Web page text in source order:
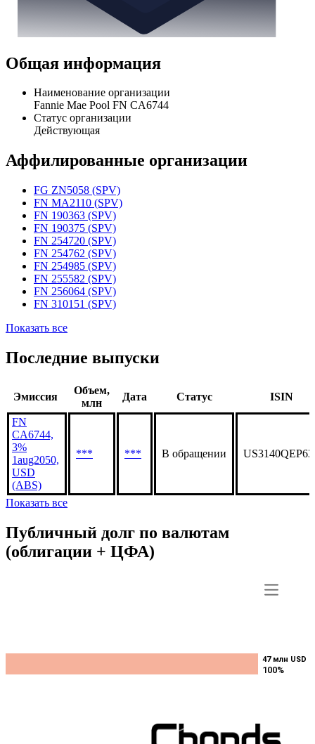
Общая информация
Наименование организации
Fannie Mae Pool FN CA6744
Статус организации
Действующая
Аффилированные организации
FG ZN5058 (SPV)
FN MA2110 (SPV)
FN 190363 (SPV)
FN 190375 (SPV)
FN 254720 (SPV)
FN 254762 (SPV)
FN 254985 (SPV)
FN 255582 (SPV)
FN 256064 (SPV)
FN 310151 (SPV)
Показать все
Последние выпуски
Эмиссия
Объем,
млн
Дата Статус ISIN
FN
CA6744,
3%
1aug2050,
USD
(ABS)
*** *** В обращении
Показать все
Публичный долг по валютам
(облигации + ЦФА)
47 млн USD
100%
47 млн USD
100%